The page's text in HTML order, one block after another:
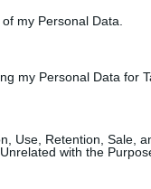
my Personal Data.
my Personal Data for
Use, Retention, Sale,
with the
jó áron
a kínai
2023-10-17